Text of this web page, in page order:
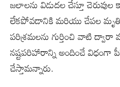
జలాలను విడుదల చేస్తూ
లేకపోవడానికి మరియు చేపల
పరిశ్రమలను గుర్తించి వాటి ద్వారా
నష్టపరిహారాన్ని అందించే విధంగా
చేస్తామన్నారు.